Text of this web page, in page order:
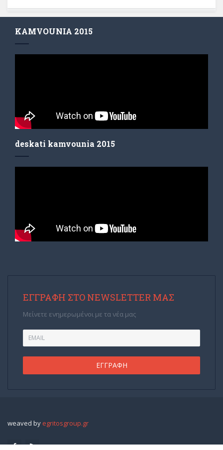
KAMVOUNIA 2015
deskati kamvounia 2015
ΕΓΓΡΑΦΉ ΣΤΟ NEWSLETTER ΜΑΣ
Μείνετε ενημερωμένοι με τα νέα μας
weaved by egritosgroup.gr